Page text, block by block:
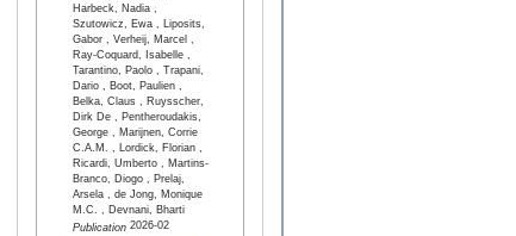
Harbeck, Nadia ,
Szutowicz, Ewa , Liposits,
Gabor , Verheij, Marcel ,
Ray-Coquard, Isabelle ,
Tarantino, Paolo , Trapani,
Dario , Boot, Paulien ,
Belka, Claus , Ruysscher,
Dirk De , Pentheroudakis,
George , Marijnen, Corrie
C.A.M. , Lordick, Florian ,
Ricardi, Umberto , Martins-
Branco, Diogo , Prelaj,
Arsela , de Jong, Monique
M.C. , Devnani, Bharti
Publication2026-02